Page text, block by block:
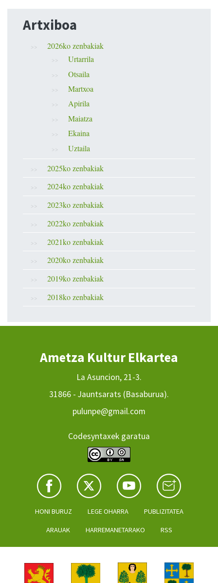
Artxiboa
2026ko zenbakiak
Urtarrila
Otsaila
Martxoa
Apirila
Maiatza
Ekaina
Uztaila
2025ko zenbakiak
2024ko zenbakiak
2023ko zenbakiak
2022ko zenbakiak
2021ko zenbakiak
2020ko zenbakiak
2019ko zenbakiak
2018ko zenbakiak
Ametza Kultur Elkartea
La Asuncion, 21-3.
31866 - Jauntsarats (Basaburua).
pulunpe@gmail.com
Codesyntaxek garatua
HONI BURUZ LEGE OHARRA PUBLIZITATEA
ARAUAK HARREMANETARAKO RSS